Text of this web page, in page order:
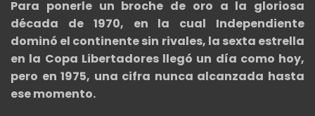
Para ponerle un broche de oro a la gloriosa
década de 1970, en la cual Independiente
dominó el continente sin rivales, la sexta estrella
en la Copa Libertadores llegó un día como hoy,
pero en 1975, una cifra nunca alcanzada hasta
ese momento.